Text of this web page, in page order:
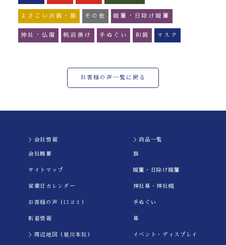
よさこい衣装・旗 その他 暖簾・日除け暖簾
神社・仏閣 帆前掛け 手ぬぐい 和装 マスク
お客様の声一覧に戻る
＞会社情報
会社概要
サイトマップ
営業日カレンダー
お客様の声（口コミ）
新着情報
＞周辺地図（旭川本社）
＞商品一覧
旗
暖簾・日除け暖簾
神社幕・神社幟
手ぬぐい
幕
イべント・ディスプレイ